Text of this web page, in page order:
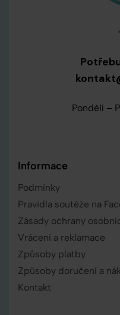
Pondělí –
Informace
Podmínky
Pravidla soutěže na
Zásady ochrany
Vrácení a reklamace
Způsoby platby
Způsoby doručení a
Kontakt